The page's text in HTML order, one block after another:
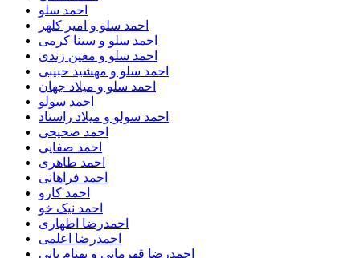
احمد سلو
احمد سلو و امیر کلهر
احمد سلو و سینا کرمی
احمد سلو و معین زندی
احمد سلو و مهشید حبیبی
احمد سلو و میلاد جهان
احمد سولو
احمد سولو و میلاد راستاد
احمد صحیحی
احمد صفایی
احمد طاهری
احمد فراهانی
احمد کارو
احمد نیک خو
احمدرضا اطهاری
احمدرضا اعلمی
احمدرضا قهرمانی و بهنام بانی